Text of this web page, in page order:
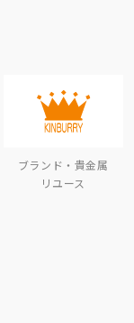
ブランド・貴金属
リユース